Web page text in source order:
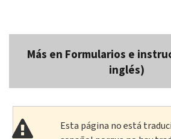
Más en Formularios e
inglés)
Esta página no está